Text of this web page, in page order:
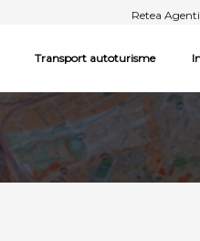
Retea
Transport autoturisme